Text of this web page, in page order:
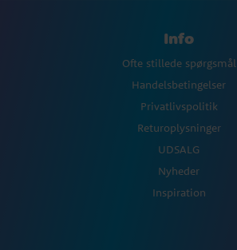
Info
Ofte stillede spørgsmål
Handelsbetingelser
Privatlivspolitik
Returoplysninger
UDSALG
Nyheder
Inspiration